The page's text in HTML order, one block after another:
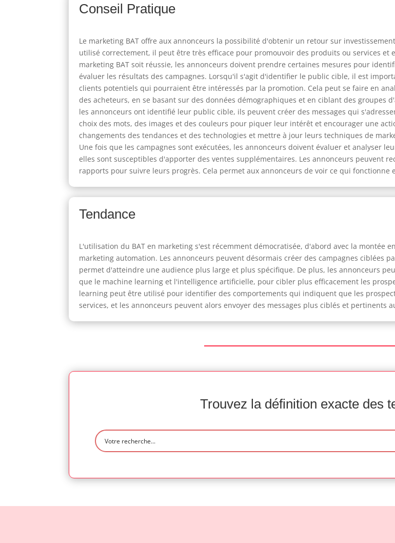
Conseil Pratique
Le marketing BAT offre aux annonceurs la possibilité d'obtenir un retour sur
utilisé correctement, il peut être très efficace pour promouvoir des produits ou services
marketing BAT soit réussie, les annonceurs doivent prendre certaines mesures pour
évaluer les résultats des campagnes. Lorsqu'il s'agit d'identifier le public cible, il est
clients potentiels qui pourraient être intéressés par la promotion. Cela peut se faire en
des acheteurs, en se basant sur des données démographiques et en ciblant des groupes
les annonceurs ont identifié leur public cible, ils peuvent créer des messages qui
choix des mots, des images et des couleurs pour piquer leur intérêt et encourager une
changements des tendances et des technologies et mettre à jour leurs techniques de
Une fois que les campagnes sont exécutées, les annonceurs doivent évaluer et analyser
elles sont susceptibles d'apporter des ventes supplémentaires. Les annonceurs peuvent
rapports pour suivre leurs progrès. Cela permet aux annonceurs de voir ce qui
Tendance
L'utilisation du BAT en marketing s'est récemment démocratisée, d'abord avec la montée
marketing automation. Les annonceurs peuvent désormais créer des campagnes ciblées
permet d'atteindre une audience plus large et plus spécifique. De plus, les annonceurs
que le machine learning et l'intelligence artificielle, pour cibler plus efficacement les
learning peut être utilisé pour identifier des comportements qui indiquent que les
services, et les annonceurs peuvent alors envoyer des messages plus ciblés et pertinents
Trouvez la définition exacte des